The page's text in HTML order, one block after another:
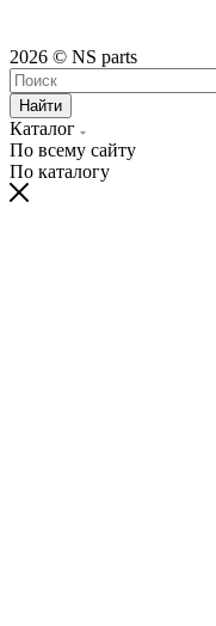
2026 © NS parts
Найти
Каталог
По всему сайту
По каталогу